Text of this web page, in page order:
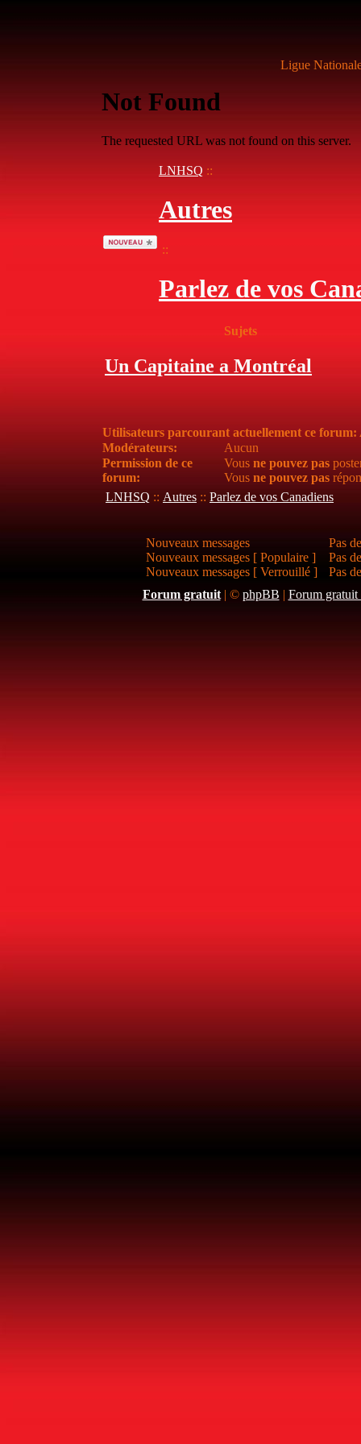
Ligue
LNHSQ ::
Autres
::
Parlez de vos
Sujets
Un Capitaine a Montréal
Utilisateurs parcourant actuellement ce forum:
Modérateurs:
Aucun
Permission de ce
forum:
Vous ne pouvez pas
Vous ne pouvez pas
LNHSQ :: Autres :: Parlez de vos Canadiens
Nouveaux messages
Nouveaux messages [ Populaire ]
Nouveaux messages [ Verrouillé ]
Pas
Pas
Pas
Forum gratuit| © phpBB | Forum gratuit